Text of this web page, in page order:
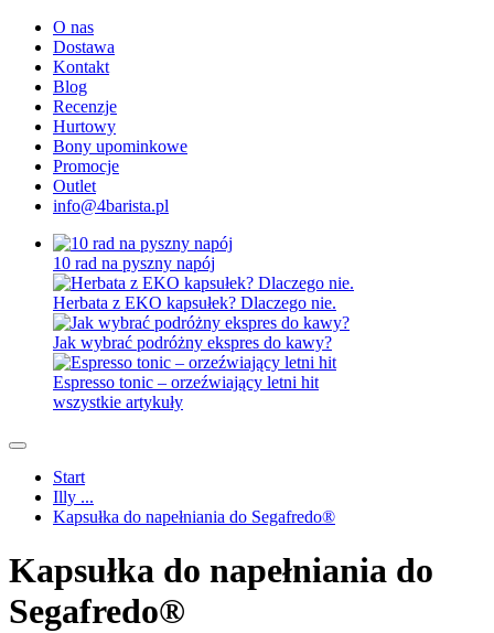
O nas
Dostawa
Kontakt
Blog
Recenzje
Hurtowy
Bony upominkowe
Promocje
Outlet
info@4barista.pl
10 rad na pyszny napój
Herbata z EKO kapsułek? Dlaczego nie.
Jak wybrać podróżny ekspres do kawy?
Espresso tonic – orzeźwiający letni hit
wszystkie artykuły
Start
Illy ...
Kapsułka do napełniania do Segafredo®
Kapsułka do napełniania do
Segafredo®